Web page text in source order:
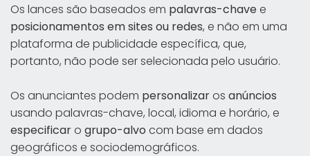
Os lances são baseados em palavras-chavee
posicionamentos em sites ou redes, e não em uma
plataforma de publicidade específica, que,
portanto, não pode ser selecionada pelo usuário.
Os anunciantes podem personalizaros anúncios
usando palavras-chave, local, idioma e horário, e
especificaro grupo-alvo com base em dados
geográficos e sociodemográficos.